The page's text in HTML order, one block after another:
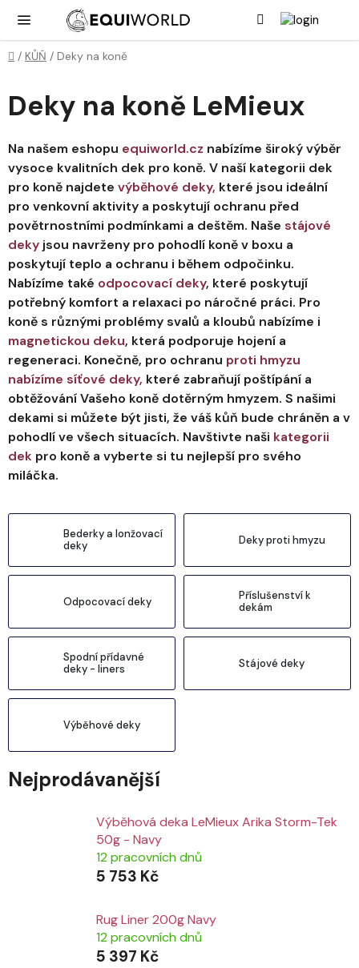
obsah
Domů
/ KŮŇ / Deky na koně
Deky na koně LeMieux
Na našem eshopu equiworld.cz nabízíme široký výběr
vysoce kvalitních dek pro koně. V naší kategorii dek
pro koně najdete výběhové deky, které jsou ideální
pro venkovní aktivity a poskytují ochranu před
povětrnostními podmínkami a deštěm. Naše stájové
deky jsou navrženy pro pohodlí koně v boxu a
poskytují teplo a ochranu i během odpočinku.
Nabízíme také odpocovací deky, které poskytují
potřebný komfort a relaxaci po náročné práci. Pro
koně s různými problémy svalů a kloubů nabízíme i
magnetickou deku, která podporuje hojení a
regeneraci. Konečně, pro ochranu proti hmyzu
nabízíme síťové deky, které zabraňují poštípání a
obtěžování Vašeho koně dotěrným hmyzem. S našimi
dekami si můžete být jisti, že váš kůň bude chráněn a v
pohodlí ve všech situacích. Navštivte naši kategorii
dek pro koně a vyberte si tu nejlepší pro svého
miláčka.
Bederky a lonžovací
deky
Deky proti hmyzu
Odpocovací deky
Příslušenství k
dekám
Spodní přídavné
deky - liners
Stájové deky
Výběhové deky
Nejprodávanější
Výběhová deka LeMieux Arika Storm-Tek
50g - Navy
12 pracovních dnů
5 753 Kč
Rug Liner 200g Navy
12 pracovních dnů
5 397 Kč